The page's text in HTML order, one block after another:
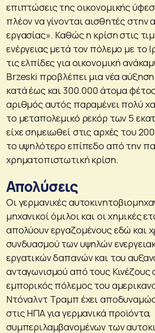
επιπτώσεις της οικονομικής
πλέον να γίνονται αισθητές στην
εργασίας». Καθώς η κρίση στις
ενέργειας μετά τον πόλεμο με το
τις ελπίδες για οικονομική
Brzeski προβλέπει μια νέα
κατά έως και 300.000 άτομα
αριθμός αυτός παραμένει πολύ
το μεταπολεμικό ρεκόρ των 5
είχε σημειωθεί στις αρχές του
το υψηλότερο επίπεδο από την
χρηματοπιστωτική κρίση.
Απολύσεις
Οι γερμανικές
μηχανικοί όμιλοι και οι χημικές
απολύουν εργαζομένους εδώ και
συνδυασμού των υψηλών
εργατικών δαπανών και του
ανταγωνισμού από τους Κινέζους
εμπορικός πόλεμος του
Ντόναλντ Τραμπ έχει
στις ΗΠΑ για γερμανικά προϊόντα,
συμπεριλαμβανομένων των